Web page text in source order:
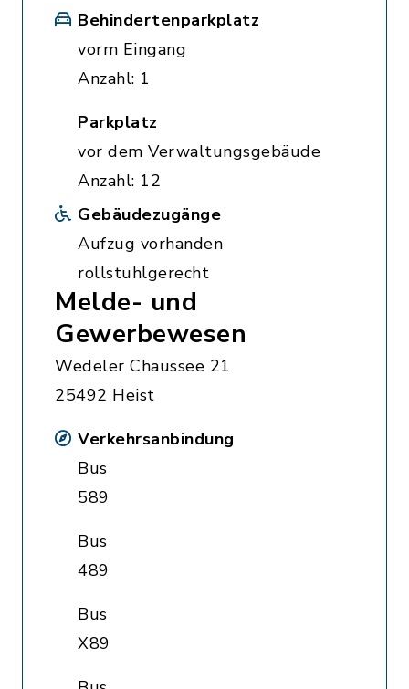
Behindertenparkplatz
vorm Eingang
Anzahl: 1
Parkplatz
vor dem Verwaltungsgebäude
Anzahl: 12
Gebäudezugänge
Aufzug vorhanden
rollstuhlgerecht
Melde- und
Gewerbewesen
Wedeler Chaussee 21
25492 Heist
Verkehrsanbindung
Bus
589
Bus
489
Bus
X89